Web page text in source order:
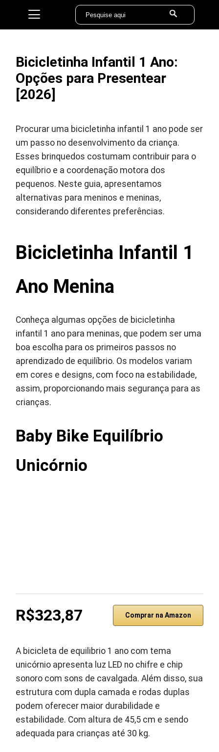
Bicicletinha Infantil 1 Ano:
Opções para Presentear
[2026]
Procurar uma bicicletinha infantil 1 ano pode ser
um passo no desenvolvimento da criança.
Esses brinquedos costumam contribuir para o
equilíbrio e a coordenação motora dos
pequenos. Neste guia, apresentamos
alternativas para meninos e meninas,
considerando diferentes preferências.
Bicicletinha Infantil 1
Ano Menina
Conheça algumas opções de bicicletinha
infantil 1 ano para meninas, que podem ser uma
boa escolha para os primeiros passos no
aprendizado de equilíbrio. Os modelos variam
em cores e designs, com foco na estabilidade,
assim, proporcionando mais segurança para as
crianças.
Baby Bike Equilíbrio
Unicórnio
R$323,87 Comprar na Amazon
A bicicleta de equilibrio 1 ano com tema
unicórnio apresenta luz LED no chifre e chip
sonoro com sons de cavalgada. Além disso, sua
estrutura com dupla camada e rodas duplas
podem oferecer maior durabilidade e
estabilidade. Com altura de 45,5 cm e sendo
adequada para crianças até 30 kg.